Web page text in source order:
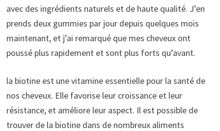
avec des ingrédients naturels et de haute qualité. J’en
prends deux gummies par jour depuis quelques mois
maintenant, et j’ai remarqué que mes cheveux ont
poussé plus rapidement et sont plus forts qu’avant.
la biotine est une vitamine essentielle pour la santé de
nos cheveux. Elle favorise leur croissance et leur
résistance, et améliore leur aspect. Il est possible de
trouver de la biotine dans de nombreux aliments